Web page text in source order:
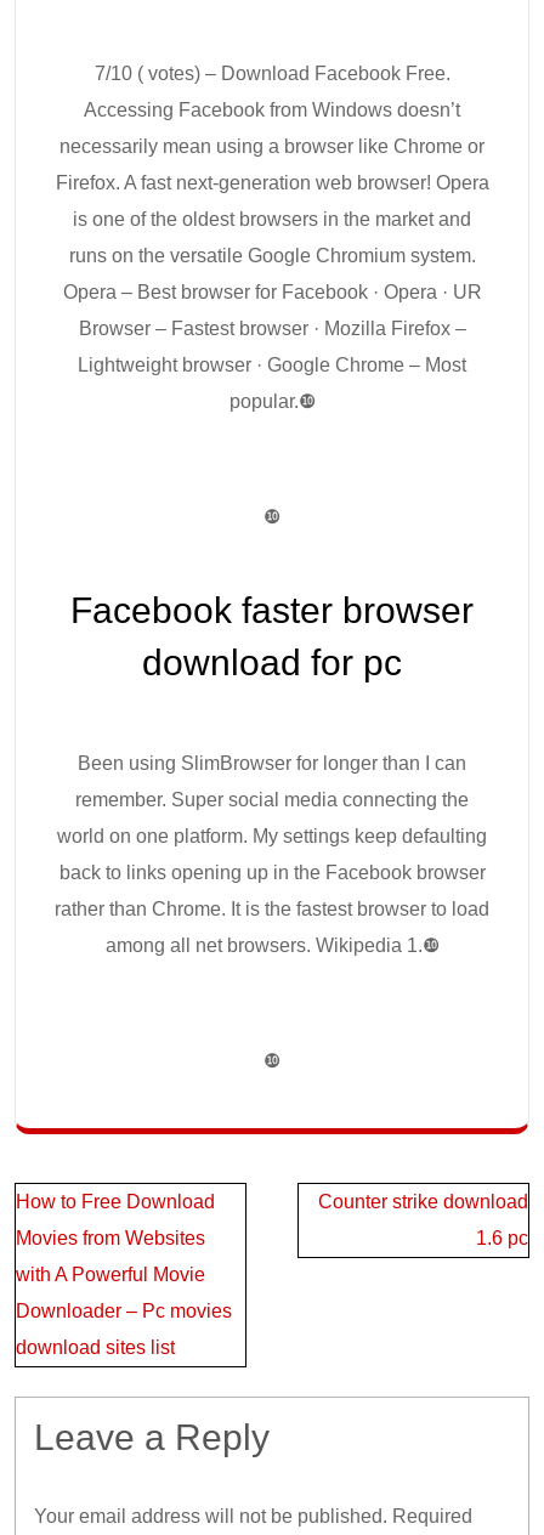
7/10 ( votes) – Download Facebook Free.
Accessing Facebook from Windows doesn’t
necessarily mean using a browser like Chrome or
Firefox. A fast next-generation web browser! Opera
is one of the oldest browsers in the market and
runs on the versatile Google Chromium system.
Opera – Best browser for Facebook · Opera · UR
Browser – Fastest browser · Mozilla Firefox –
Lightweight browser · Google Chrome – Most
popular.❿
❿
Facebook faster browser
download for pc
Been using SlimBrowser for longer than I can
remember. Super social media connecting the
world on one platform. My settings keep defaulting
back to links opening up in the Facebook browser
rather than Chrome. It is the fastest browser to load
among all net browsers. Wikipedia 1.❿
❿
Post
navigation
How to Free Download
Movies from Websites
with A Powerful Movie
Downloader – Pc movies
download sites list
Counter strike download
1.6 pc
Leave a Reply
Your email address will not be published. Required